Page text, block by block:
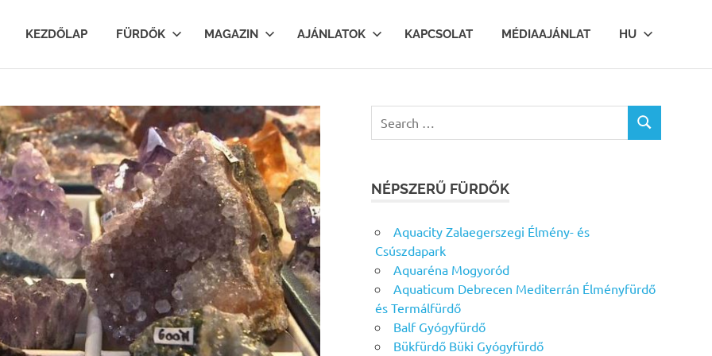
KEZDŐLAP FÜRDŐK MAGAZIN AJÁNLATOK KAPCSOLAT MÉDIAAJÁNLAT HU
for:
SEARCH
NÉPSZERŰ FÜRDŐK
Aquacity Zalaegerszegi Élmény- és
Csúszdapark
Aquaréna Mogyoród
Aquaticum Debrecen Mediterrán Élményfürdő
és Termálfürdő
Balf Gyógyfürdő
Bükfürdő Büki Gyógyfürdő